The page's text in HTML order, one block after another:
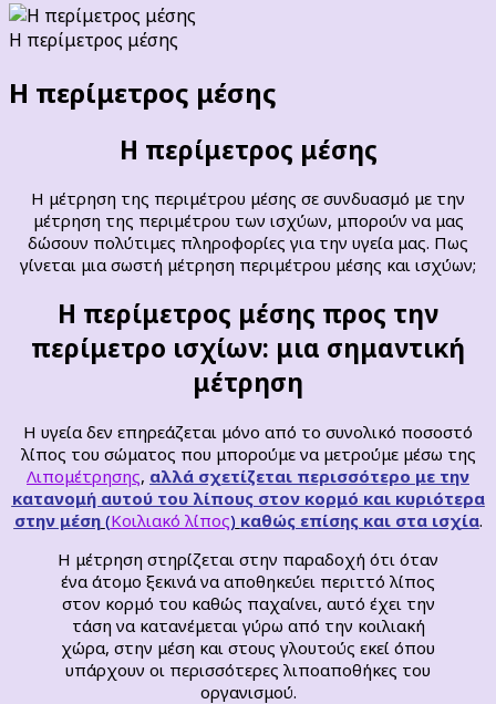
Η περίμετρος μέσης
Η περίμετρος μέσης
Η περίμετρος μέσης
Η μέτρηση της περιμέτρου μέσης σε συνδυασμό με την
μέτρηση της περιμέτρου των ισχύων, μπορούν να μας
δώσουν πολύτιμες πληροφορίες για την υγεία μας. Πως
γίνεται μια σωστή μέτρηση περιμέτρου μέσης και ισχύων;
Η περίμετρος μέσης προς την
περίμετρο ισχίων: μια σημαντική
μέτρηση
Η υγεία δεν επηρεάζεται μόνο από το συνολικό ποσοστό
λίπος του σώματος που μπορούμε να μετρούμε μέσω της
Λιπομέτρησης, αλλά σχετίζεται περισσότερο με την
κατανομή αυτού του λίπους στον κορμό και κυριότερα
στην μέση (Κοιλιακό λίπος) καθώς επίσης και στα ισχία.
Η μέτρηση στηρίζεται στην παραδοχή ότι όταν
ένα άτομο ξεκινά να αποθηκεύει περιττό λίπος
στον κορμό του καθώς παχαίνει, αυτό έχει την
τάση να κατανέμεται γύρω από την κοιλιακή
χώρα, στην μέση και στους γλουτούς εκεί όπου
υπάρχουν οι περισσότερες λιποαποθήκες του
οργανισμού.